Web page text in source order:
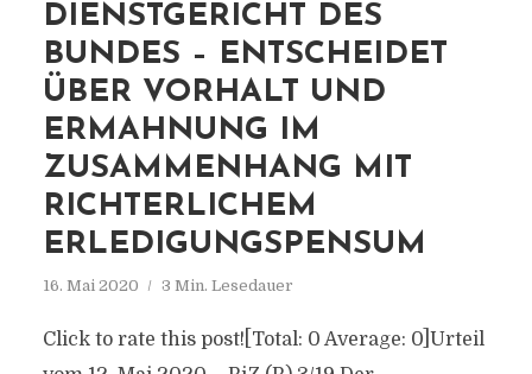
DIENSTGERICHT DES
BUNDES – ENTSCHEIDET
ÜBER VORHALT UND
ERMAHNUNG IM
ZUSAMMENHANG MIT
RICHTERLICHEM
ERLEDIGUNGSPENSUM
16. Mai 2020 3 Min. Lesedauer
Click to rate this post![Total: 0 Average: 0]Urteil